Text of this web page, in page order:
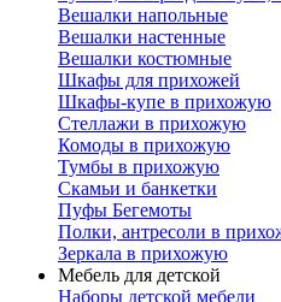
Вешалки напольные
Вешалки настенные
Вешалки костюмные
Шкафы для прихожей
Шкафы-купе в прихожую
Стеллажи в прихожую
Комоды в прихожую
Тумбы в прихожую
Скамьи и банкетки
Пуфы Бегемоты
Полки, антресоли в
Зеркала в прихожую
Мебель для детской
Наборы детской мебели